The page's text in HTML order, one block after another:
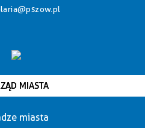
MIASTA
miasta